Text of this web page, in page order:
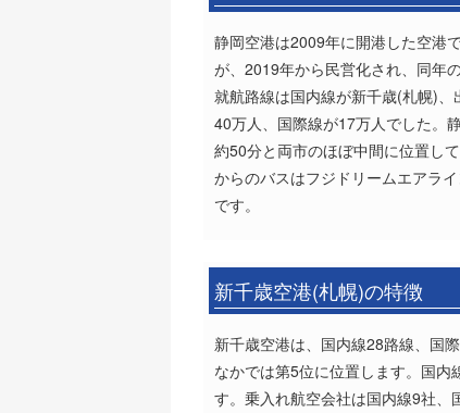
静岡空港は2009年に開港した空港
が、2019年から民営化され、同年
就航路線は国内線が新千歳(札幌)
40万人、国際線が17万人でした。
約50分と両市のほぼ中間に位置し
からのバスはフジドリームエアラ
です。
新千歳空港(札幌)の特徴
新千歳空港は、国内線28路線、国
なかでは第5位に位置します。国
す。乗入れ航空会社は国内線9社